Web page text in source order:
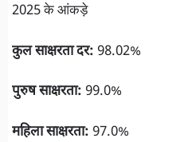
2025 के आंकड़े
कुल साक्षरता दर: 98.02%
पुरुष साक्षरता: 99.0%
महिला साक्षरता: 97.0%